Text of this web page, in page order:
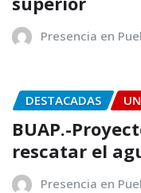
Presencia en
DESTACADAS
BUAP.-
rescatar el
Presencia en